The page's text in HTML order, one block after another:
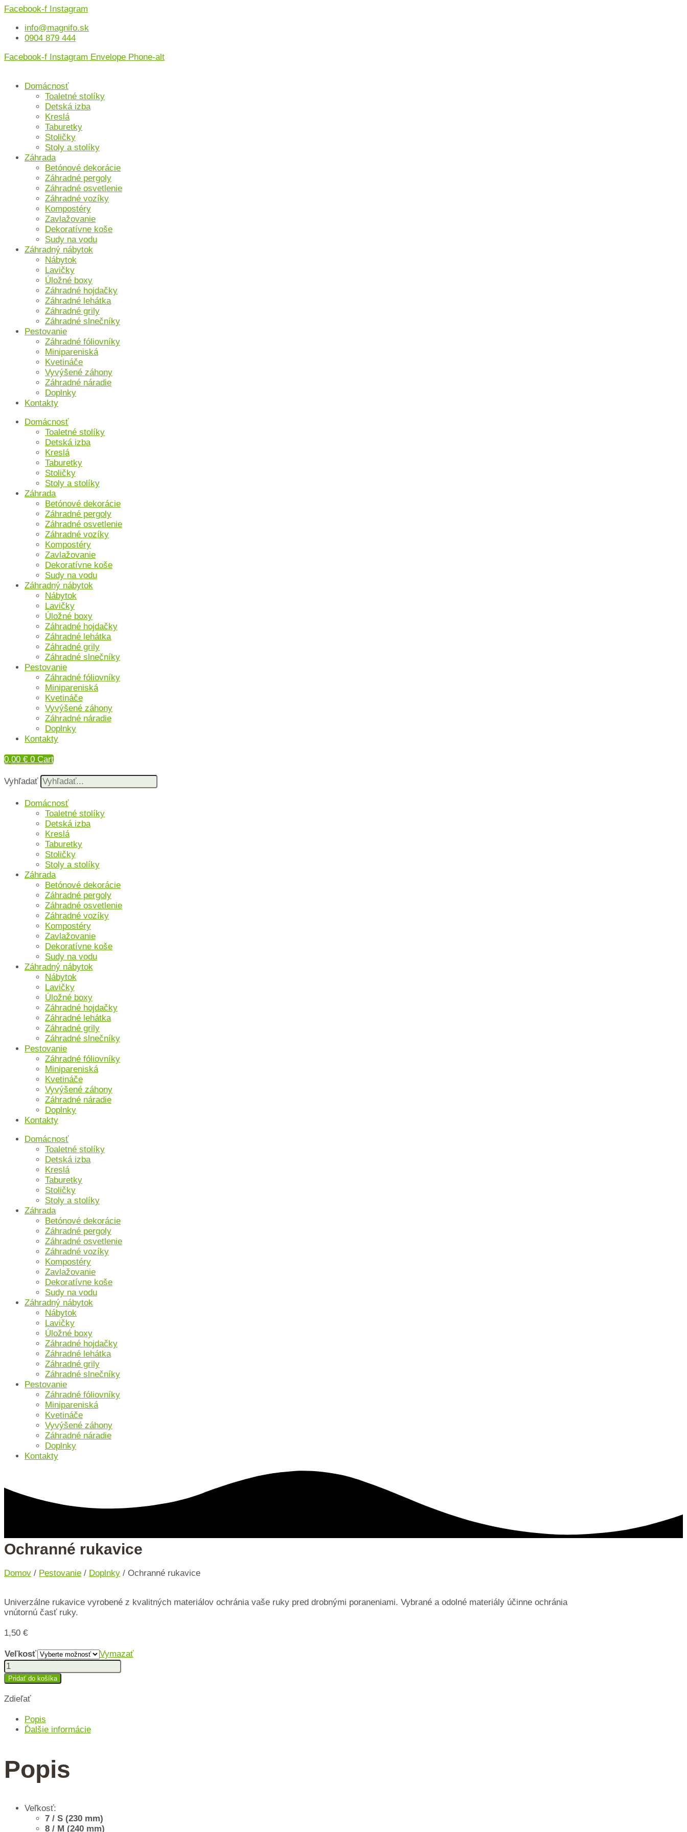
Preskočiť
obsah
Facebook-f Instagram
info@magnifo.sk
0904 879 444
Facebook-f Instagram Envelope Phone-alt
Domácnosť
Toaletné stolíky
Detská izba
Kreslá
Taburetky
Stoličky
Stoly a stolíky
Záhrada
Betónové dekorácie
Záhradné pergoly
Záhradné osvetlenie
Záhradné vozíky
Kompostéry
Zavlažovanie
Dekoratívne koše
Sudy na vodu
Záhradný nábytok
Nábytok
Lavičky
Úložné boxy
Záhradné hojdačky
Záhradné lehátka
Záhradné grily
Záhradné slnečníky
Pestovanie
Záhradné fóliovníky
Minipareniská
Kvetináče
Vyvýšené záhony
Záhradné náradie
Doplnky
Kontakty
Domácnosť
Toaletné stolíky
Detská izba
Kreslá
Taburetky
Stoličky
Stoly a stolíky
Záhrada
Betónové dekorácie
Záhradné pergoly
Záhradné osvetlenie
Záhradné vozíky
Kompostéry
Zavlažovanie
Dekoratívne koše
Sudy na vodu
Záhradný nábytok
Nábytok
Lavičky
Úložné boxy
Záhradné hojdačky
Záhradné lehátka
Záhradné grily
Záhradné slnečníky
Pestovanie
Záhradné fóliovníky
Minipareniská
Kvetináče
Vyvýšené záhony
Záhradné náradie
Doplnky
Kontakty
0,00 € 0 Cart
Vyhľadať
Domácnosť
Toaletné stolíky
Detská izba
Kreslá
Taburetky
Stoličky
Stoly a stolíky
Záhrada
Betónové dekorácie
Záhradné pergoly
Záhradné osvetlenie
Záhradné vozíky
Kompostéry
Zavlažovanie
Dekoratívne koše
Sudy na vodu
Záhradný nábytok
Nábytok
Lavičky
Úložné boxy
Záhradné hojdačky
Záhradné lehátka
Záhradné grily
Záhradné slnečníky
Pestovanie
Záhradné fóliovníky
Minipareniská
Kvetináče
Vyvýšené záhony
Záhradné náradie
Doplnky
Kontakty
Domácnosť
Toaletné stolíky
Detská izba
Kreslá
Taburetky
Stoličky
Stoly a stolíky
Záhrada
Betónové dekorácie
Záhradné pergoly
Záhradné osvetlenie
Záhradné vozíky
Kompostéry
Zavlažovanie
Dekoratívne koše
Sudy na vodu
Záhradný nábytok
Nábytok
Lavičky
Úložné boxy
Záhradné hojdačky
Záhradné lehátka
Záhradné grily
Záhradné slnečníky
Pestovanie
Záhradné fóliovníky
Minipareniská
Kvetináče
Vyvýšené záhony
Záhradné náradie
Doplnky
Kontakty
Ochranné rukavice
Domov / Pestovanie / Doplnky / Ochranné rukavice
Univerzálne rukavice vyrobené z kvalitných materiálov ochránia vaše ruky pred drobnými poraneniami. Vybrané a odolné materiály účinne ochránia
vnútornú časť ruky.
1,50 €
Veľkosť
Vymazať
množstvo
Ochranné
rukavice
Pridať do košíka
Zdieľať
Popis
Ďalšie informácie
Popis
Veľkosť:
7 / S (230 mm)
8 / M (240 mm)